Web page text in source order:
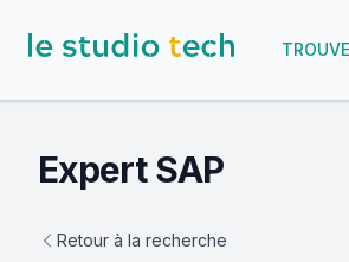
Expert SAP
Retour à la recherche